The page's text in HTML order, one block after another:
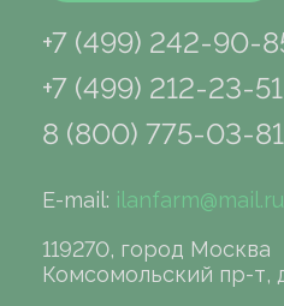
+7 (499) 242-90-
+7 (499) 212-23-51
8 (800) 775-03-81
E-mail: ilanfarm@mail.ru
119270, город Москва
Комсомольский пр-т,